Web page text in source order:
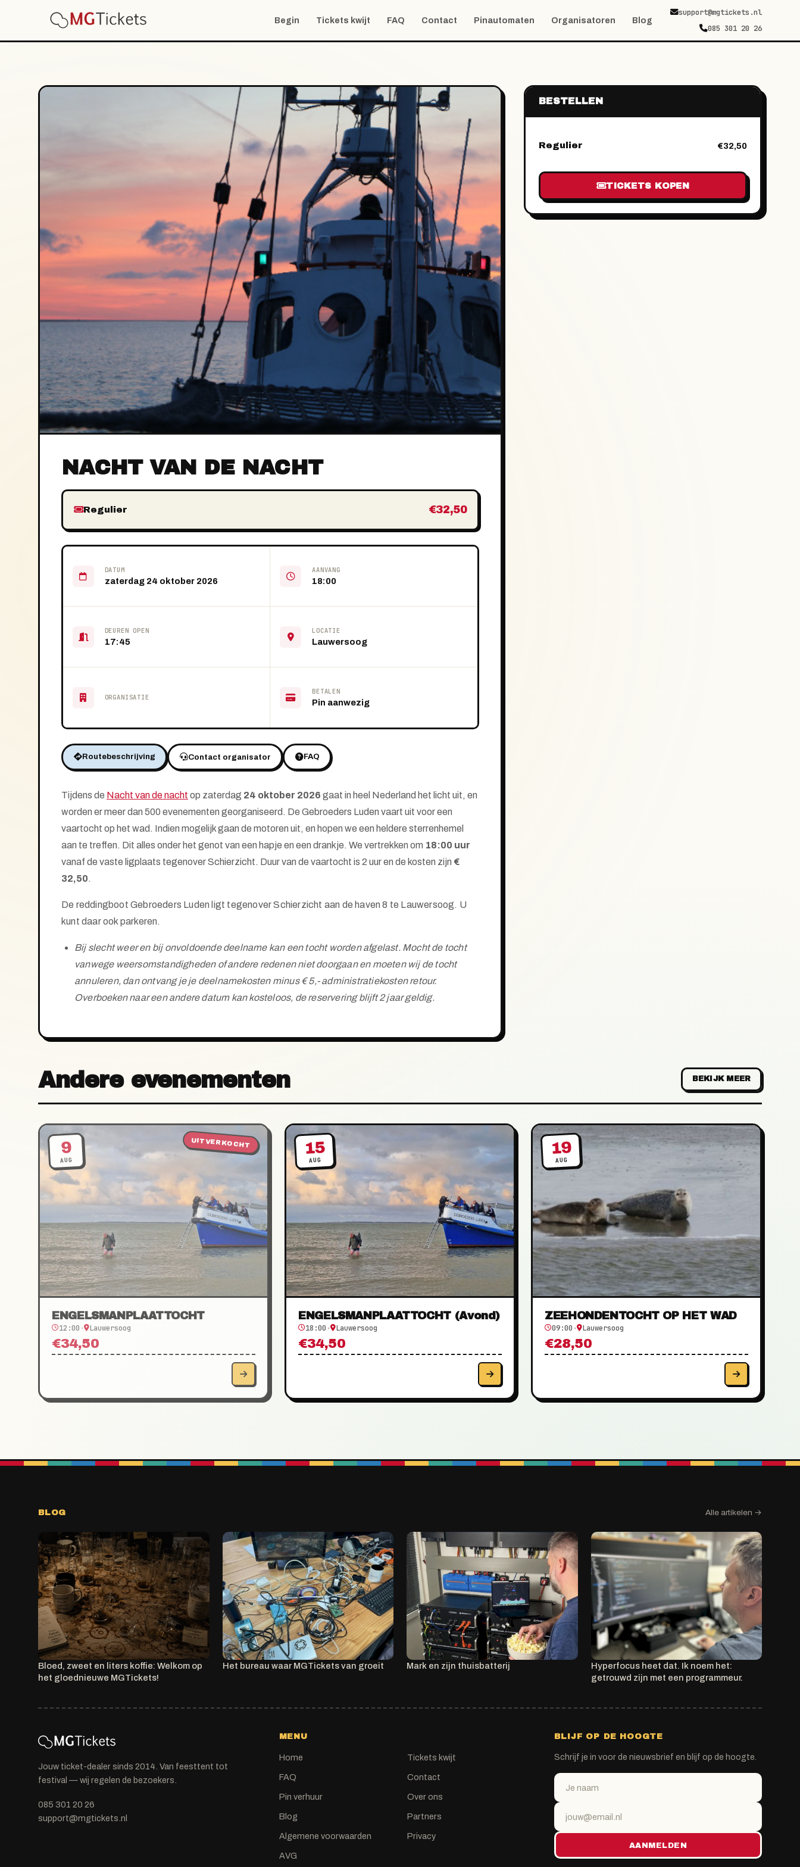
Begin Tickets kwijt FAQ Contact Pinautomaten Organisatoren Blog
support@mgtickets.nl
085 301 20 26
NACHT VAN DE NACHT
Regulier €32,50
DATUM
zaterdag 24 oktober 2026
AANVANG
18:00
DEUREN OPEN
17:45
LOCATIE
Lauwersoog
ORGANISATIE
BETALEN
Pin aanwezig
Routebeschrijving Contact organisator FAQ
Tijdens de Nacht van de nacht op zaterdag 24 oktober 2026 gaat in heel Nederland het licht uit, en
worden er meer dan 500 evenementen georganiseerd. De Gebroeders Luden vaart uit voor een
vaartocht op het wad. Indien mogelijk gaan de motoren uit, en hopen we een heldere sterrenhemel
aan te treffen. Dit alles onder het genot van een hapje en een drankje. We vertrekken om 18:00 uur
vanaf de vaste ligplaats tegenover Schierzicht. Duur van de vaartocht is 2 uur en de kosten zijn €
32,50.
De reddingboot Gebroeders Luden ligt tegenover Schierzicht aan de haven 8 te Lauwersoog. U
kunt daar ook parkeren.
Bij slecht weer en bij onvoldoende deelname kan een tocht worden afgelast. Mocht de tocht
vanwege weersomstandigheden of andere redenen niet doorgaan en moeten wij de tocht
annuleren, dan ontvang je je deelnamekosten minus € 5,- administratiekosten retour.
Overboeken naar een andere datum kan kosteloos, de reservering blijft 2 jaar geldig.
BESTELLEN
Regulier €32,50
TICKETS KOPEN
Andere evenementen BEKIJK MEER
9
AUG
UITVERKOCHT
ENGELSMANPLAATTOCHT
12:00 · Lauwersoog
€34,50
15
AUG
ENGELSMANPLAATTOCHT (Avond)
18:00 · Lauwersoog
€34,50
19
AUG
ZEEHONDENTOCHT OP HET WAD
09:00 · Lauwersoog
€28,50
BLOG Alle artikelen →
Bloed, zweet en liters koffie: Welkom op
het gloednieuwe MGTickets!
Het bureau waar MGTickets van groeit Mark en zijn thuisbatterij
Hyperfocus heet dat. Ik noem het:
getrouwd zijn met een programmeur.
Jouw ticket-dealer sinds 2014. Van feesttent tot
festival — wij regelen de bezoekers.
085 301 20 26
support@mgtickets.nl
MENU
Home Tickets kwijt
FAQ Contact
Pin verhuur Over ons
Blog Partners
Algemene voorwaarden Privacy
AVG
BLIJF OP DE HOOGTE
Schrijf je in voor de nieuwsbrief en blijf op de hoogte.
AANMELDEN